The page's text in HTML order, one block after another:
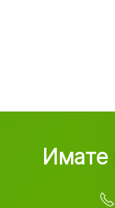
Имате